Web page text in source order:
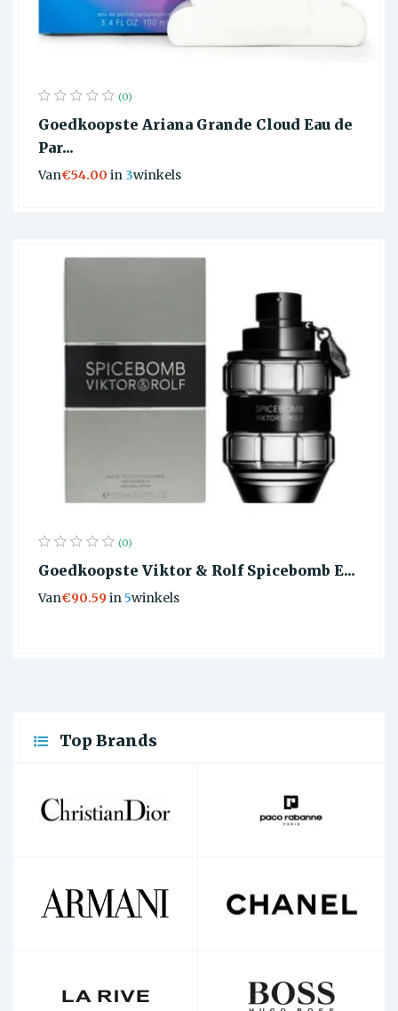
(0)
Goedkoopste Ariana Grande Cloud Eau de
Par...
Van€54.00 in 3winkels
(0)
Goedkoopste Viktor & Rolf Spicebomb E...
Van€90.59in5winkels
Top Brands